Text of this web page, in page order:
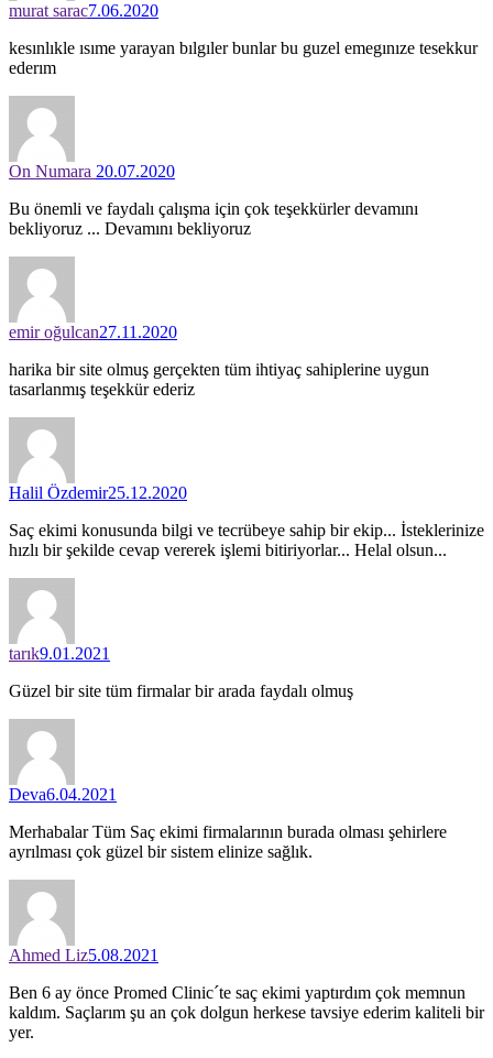
murat sarac7.06.2020
kesınlıkle ısıme yarayan bılgıler bunlar bu guzel emegınıze tesekkur
ederım
On Numara 20.07.2020
Bu önemli ve faydalı çalışma için çok teşekkürler devamını
bekliyoruz ... Devamını bekliyoruz
emir oğulcan27.11.2020
harika bir site olmuş gerçekten tüm ihtiyaç sahiplerine uygun
tasarlanmış teşekkür ederiz
Halil Özdemir25.12.2020
Saç ekimi konusunda bilgi ve tecrübeye sahip bir ekip... İsteklerinize
hızlı bir şekilde cevap vererek işlemi bitiriyorlar... Helal olsun...
tarık9.01.2021
Güzel bir site tüm firmalar bir arada faydalı olmuş
Deva6.04.2021
Merhabalar Tüm Saç ekimi firmalarının burada olması şehirlere
ayrılması çok güzel bir sistem elinize sağlık.
Ahmed Liz5.08.2021
Ben 6 ay önce Promed Clinic´te saç ekimi yaptırdım çok memnun
kaldım. Saçlarım şu an çok dolgun herkese tavsiye ederim kaliteli bir
yer.